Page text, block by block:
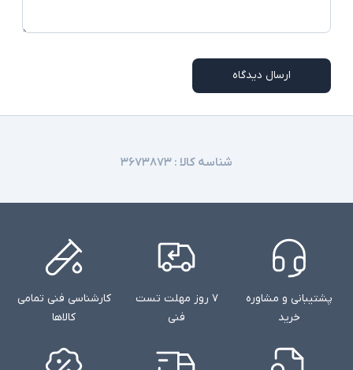
توضیحات تکمیلی
ارسال دیدگاه
شناسه کالا : ۳۶۷۳۸۷۳
پشتیبانی و مشاوره
خرید
۷ روز مهلت تست
فنی
کارشناسی فنی تمامی
کالاها